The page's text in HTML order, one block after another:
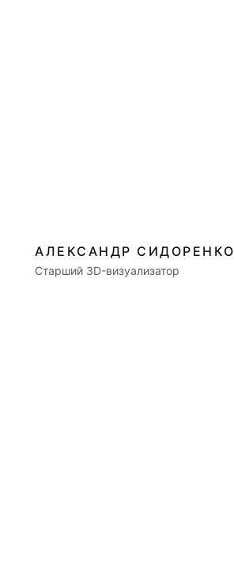
АЛЕКСАНДР СИДОРЕНКО
Старший 3D-визуализатор